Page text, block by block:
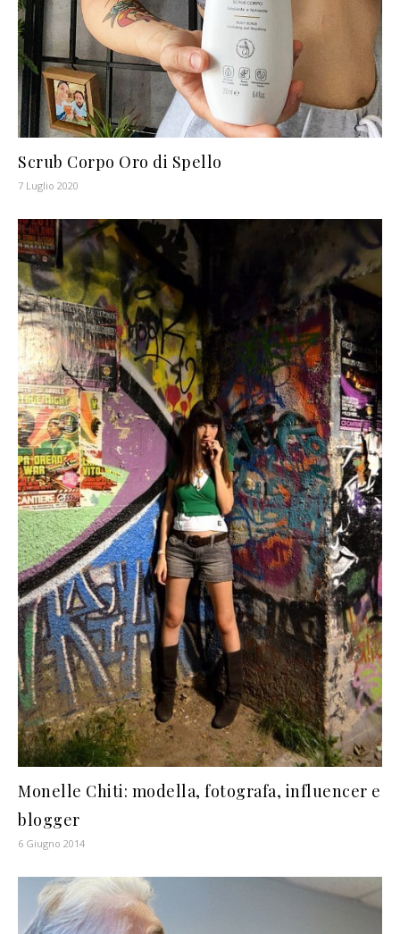
Scrub Corpo Oro di Spello
7 Luglio 2020
Monelle Chiti: modella, fotografa, influencer e
blogger
6 Giugno 2014